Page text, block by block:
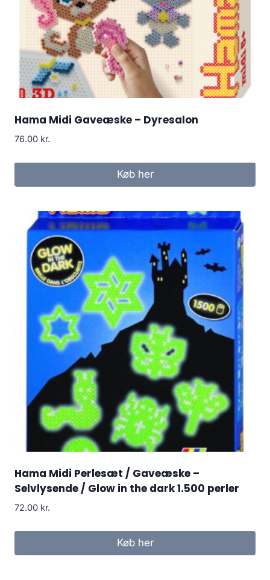
Hama Midi Gaveæske – Dyresalon
76.00 kr.
Køb her
Hama Midi Perlesæt / Gaveæske –
Selvlysende / Glow in the dark 1.500 perler
72.00 kr.
Køb her